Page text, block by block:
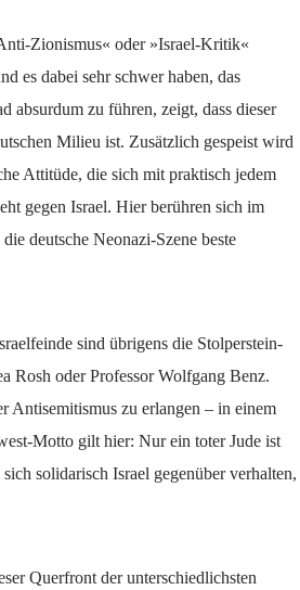
Zionismus« oder »Israel-Kritik«
es dabei sehr schwer haben, das
zu führen, zeigt, dass dieser
Milieu ist. Zusätzlich gespeist wird
Attitüde, die sich mit praktisch jedem
gegen Israel. Hier berühren sich im
deutsche Neonazi-Szene beste
sind übrigens die Stolperstein-
Rosh oder Professor Wolfgang Benz.
Antisemitismus zu erlangen – in einem
Motto gilt hier: Nur ein toter Jude ist
solidarisch Israel gegenüber verhalten,
Querfront der unterschiedlichsten